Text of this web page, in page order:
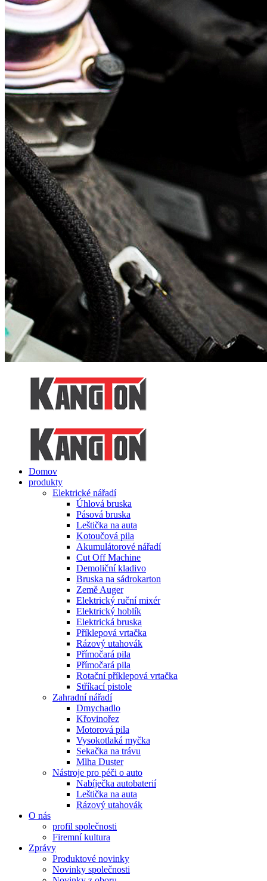
Domov
produkty
Elektrické nářadí
Úhlová bruska
Pásová bruska
Leštička na auta
Kotoučová pila
Akumulátorové nářadí
Cut Off Machine
Demoliční kladivo
Bruska na sádrokarton
Země Auger
Elektrický ruční mixér
Elektrický hoblík
Elektrická bruska
Příklepová vrtačka
Rázový utahovák
Přímočará pila
Přímočará pila
Rotační příklepová vrtačka
Stříkací pistole
Zahradní nářadí
Dmychadlo
Křovinořez
Motorová pila
Vysokotlaká myčka
Sekačka na trávu
Mlha Duster
Nástroje pro péči o auto
Nabíječka autobaterií
Leštička na auta
Rázový utahovák
O nás
profil společnosti
Firemní kultura
Zprávy
Produktové novinky
Novinky společnosti